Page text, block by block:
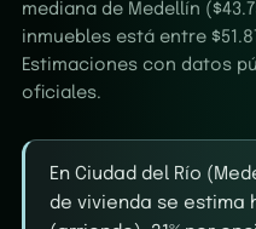
mediana de Medellín
inmuebles está entre
Estimaciones con datos
oficiales.
En Ciudad del Río
de vivienda se estima